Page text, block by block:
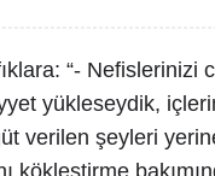
“- Nefislerinizi
yükleseydik,
verilen şeyleri